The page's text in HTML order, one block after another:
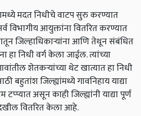
मदत निधीचे वाटप सुरु करण्यात
विभागीय आयुक्तांना वितरित करण्यात
जिल्हाधिकाऱ्यांना आणि तेथून संबंधित
हा निधी वर्ग केला जाईल. त्यांच्या
शेतकऱ्यांच्या थेट खात्यात हा निधी
बहुतांश जिल्ह्यांमध्ये गावनिहाय याद्या
असून काही जिल्ह्यांनी याद्या पूर्ण
वितरित केला आहे.